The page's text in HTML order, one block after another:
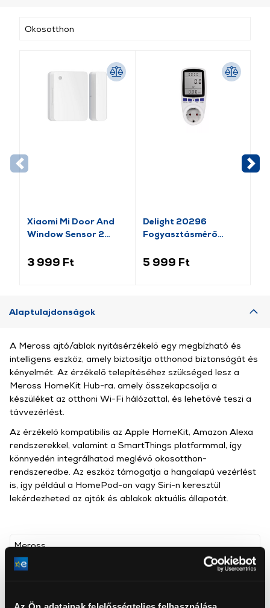
Okosotthon
Xiaomi Mi Door And
Window Sensor 2
3 999 Ft
Delight 20296
Fogyasztásmérő
funkcióval
5 999 Ft
Alaptulajdonságok
Meross
AccessPoint Kft.
A Meross ajtó/ablak nyitásérzékelő egy megbízható és
intelligens eszköz, amely biztosítja otthonod biztonságát és
kényelmét. Az érzékelő telepítéséhez szükséged lesz a
Meross HomeKit Hub-ra, amely összekapcsolja a
készüléket az otthoni Wi-Fi hálózattal, és lehetővé teszi a
távvezérlést.
Az érzékelő kompatibilis az Apple HomeKit, Amazon Alexa
rendszerekkel, valamint a SmartThings platformmal, így
könnyedén integrálhatod meglévő okosotthon-
rendszeredbe. Az eszköz támogatja a hangalapú vezérlést
is, így például a HomePod-on vagy Siri-n keresztül
lekérdezheted az ajtók és ablakok aktuális állapotát.